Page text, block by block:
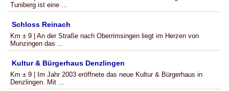
Tuniberg ist eine ...
Schloss Reinach
Km ± 9 | An der Straße nach Oberrimsingen liegt im Herzen von
Munzingen das ...
Kultur & Bürgerhaus Denzlingen
Km ± 9 | Im Jahr 2003 eröffnete das neue Kultur & Bürgerhaus in
Denzlingen. Mit ...